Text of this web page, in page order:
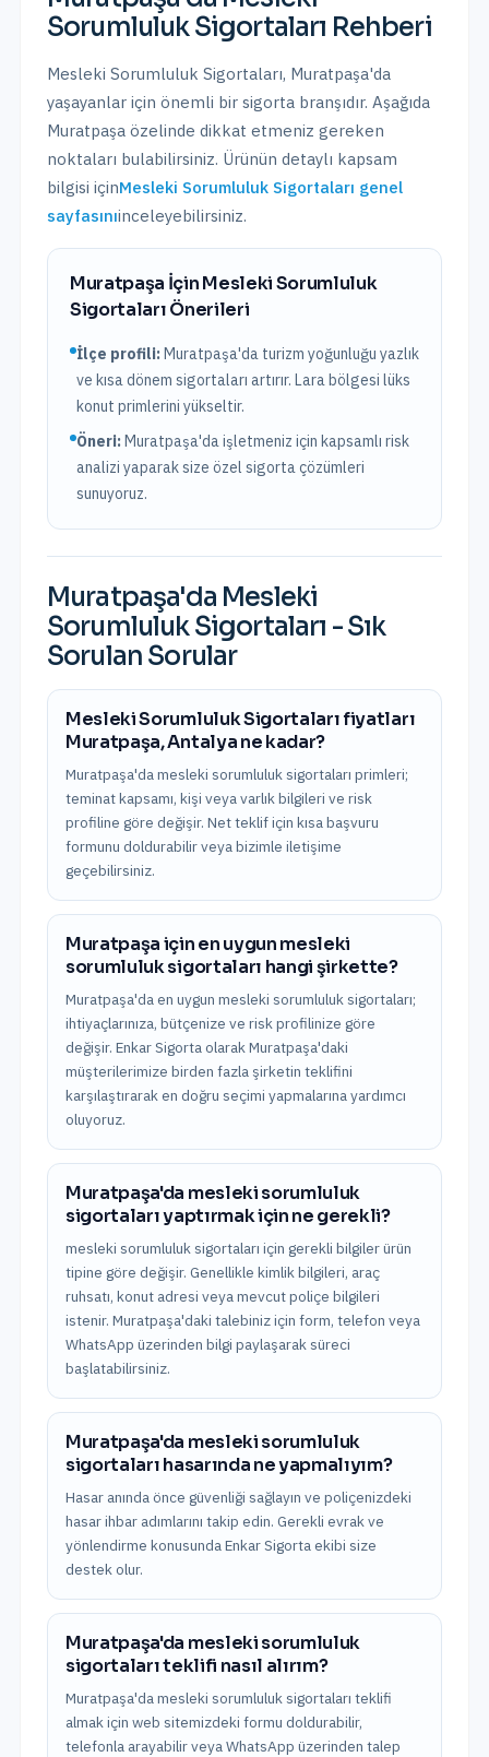
Sorumluluk Sigortaları Rehberi
Mesleki Sorumluluk Sigortaları, Muratpaşa'da
yaşayanlar için önemli bir sigorta branşıdır. Aşağıda
Muratpaşa özelinde dikkat etmeniz gereken
noktaları bulabilirsiniz. Ürünün detaylı kapsam
bilgisi içinMesleki Sorumluluk Sigortaları genel
sayfasınıinceleyebilirsiniz.
Muratpaşa İçinMesleki Sorumluluk
SigortalarıÖnerileri
İlçe profili:Muratpaşa'da turizm yoğunluğu yazlık
ve kısa dönem sigortaları artırır. Lara bölgesi lüks
konut primlerini yükseltir.
Öneri:Muratpaşa'da işletmeniz için kapsamlı risk
analizi yaparak size özel sigorta çözümleri
sunuyoruz.
Muratpaşa'da Mesleki
Sorumluluk Sigortaları - Sık
Sorulan Sorular
Mesleki Sorumluluk Sigortaları fiyatları
Muratpaşa, Antalya ne kadar?
Muratpaşa'da mesleki sorumluluk sigortaları primleri;
teminat kapsamı, kişi veya varlık bilgileri ve risk
profiline göre değişir. Net teklif için kısa başvuru
formunu doldurabilir veya bizimle iletişime
geçebilirsiniz.
Muratpaşa için en uygun mesleki
sorumluluk sigortaları hangi şirkette?
Muratpaşa'da en uygun mesleki sorumluluk sigortaları;
ihtiyaçlarınıza, bütçenize ve risk profilinize göre
değişir. Enkar Sigorta olarak Muratpaşa'daki
müşterilerimize birden fazla şirketin teklifini
karşılaştırarak en doğru seçimi yapmalarına yardımcı
oluyoruz.
Muratpaşa'da mesleki sorumluluk
sigortaları yaptırmak için ne gerekli?
mesleki sorumluluk sigortaları için gerekli bilgiler ürün
tipine göre değişir. Genellikle kimlik bilgileri, araç
ruhsatı, konut adresi veya mevcut poliçe bilgileri
istenir. Muratpaşa'daki talebiniz için form, telefon veya
WhatsApp üzerinden bilgi paylaşarak süreci
başlatabilirsiniz.
Muratpaşa'da mesleki sorumluluk
sigortaları hasarında ne yapmalıyım?
Hasar anında önce güvenliği sağlayın ve poliçenizdeki
hasar ihbar adımlarını takip edin. Gerekli evrak ve
yönlendirme konusunda Enkar Sigorta ekibi size
destek olur.
Muratpaşa'da mesleki sorumluluk
sigortaları teklifi nasıl alırım?
Muratpaşa'da mesleki sorumluluk sigortaları teklifi
almak için web sitemizdeki formu doldurabilir,
telefonla arayabilir veya WhatsApp üzerinden talep